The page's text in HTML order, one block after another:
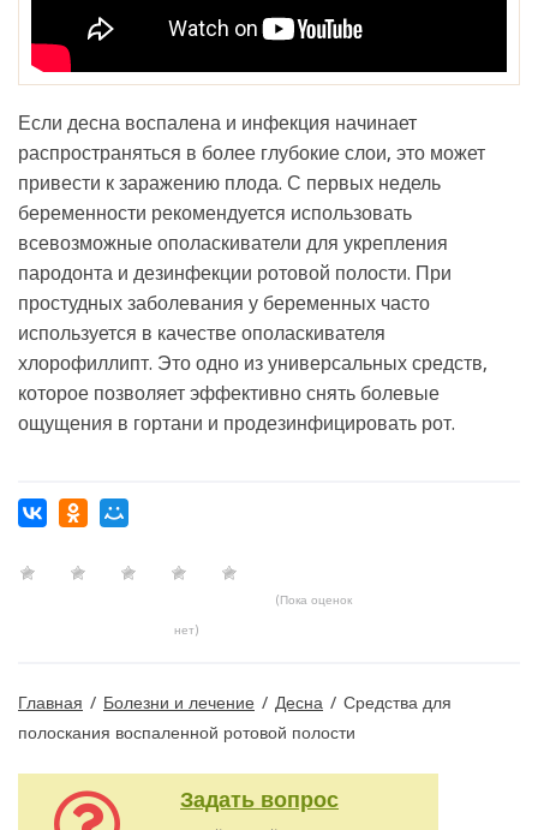
Если десна воспалена и инфекция начинает
распространяться в более глубокие слои, это может
привести к заражению плода. С первых недель
беременности рекомендуется использовать
всевозможные ополаскиватели для укрепления
пародонта и дезинфекции ротовой полости. При
простудных заболевания у беременных часто
используется в качестве ополаскивателя
хлорофиллипт. Это одно из универсальных средств,
которое позволяет эффективно снять болевые
ощущения в гортани и продезинфицировать рот.
(Пока оценок
нет)
Главная / Болезни и лечение / Десна / Средства для
полоскания воспаленной ротовой полости
Задать вопрос